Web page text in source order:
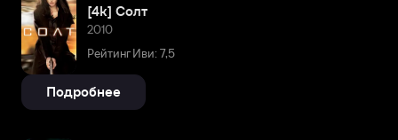
[4k] Солт
2010
Рейтинг Иви: 7,5
Подробнее